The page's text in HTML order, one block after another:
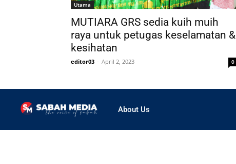
Utama
MUTIARA GRS sedia kuih muih
raya untuk petugas keselamatan &
kesihatan
editor03 - April 2, 2023 0
About Us